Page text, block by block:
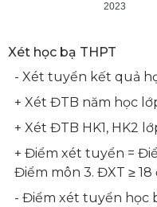
2023
Xét học bạ THPT
- Xét tuyển kết quả
+ Xét ĐTB năm học
+ Xét ĐTB HK1, HK2
+ Điểm xét tuyển =
Điểm môn 3. ĐXT ≥ 18
- Điểm xét tuyển học